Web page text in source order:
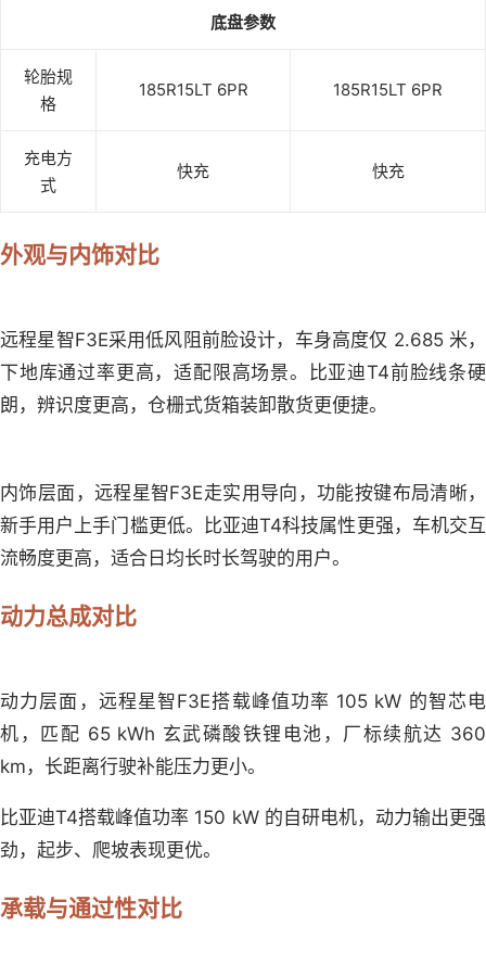
底盘参数
轮胎规
格
185R15LT 6PR 185R15LT 6PR
充电方
式
快充 快充
外观与内饰对比
远程星智F3E采用低风阻前脸设计，车身高度仅 2.685 米，
下地库通过率更高，适配限高场景。比亚迪T4前脸线条硬
朗，辨识度更高，仓栅式货箱装卸散货更便捷。
内饰层面，远程星智F3E走实用导向，功能按键布局清晰，
新手用户上手门槛更低。比亚迪T4科技属性更强，车机交互
流畅度更高，适合日均长时长驾驶的用户。
动力总成对比
动力层面，远程星智F3E搭载峰值功率 105 kW 的智芯电
机，匹配 65 kWh 玄武磷酸铁锂电池，厂标续航达 360
km，长距离行驶补能压力更小。
比亚迪T4搭载峰值功率 150 kW 的自研电机，动力输出更强
劲，起步、爬坡表现更优。
承载与通过性对比